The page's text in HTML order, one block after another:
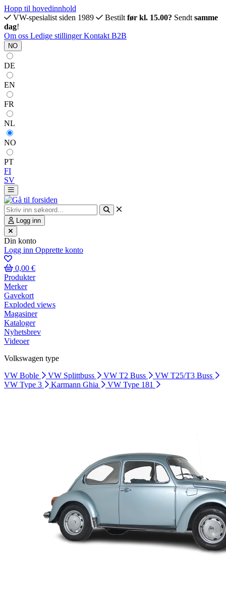
Hopp til hovedinnhold
VW-spesialist siden 1989
Bestilt før kl. 15.00? Sendt samme
dag!
Om oss Ledige stillingerKontakt B2B
NO
DE
EN
FR
NL
NO
PT
FI
SV
Logg inn
Din konto
Logg inn Opprette konto
0,00 €
Produkter
Merker
Gavekort
Exploded views
Magasiner
Kataloger
Nyhetsbrev
Videoer
Volkswagen type
VW Boble
VW Splittbuss VW T2 Buss
VW T25/T3 Buss
VW Type 3
Karmann Ghia VW Type 181